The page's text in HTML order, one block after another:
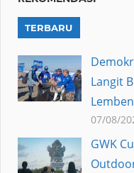
TERBARU
Langit
07/08/
GWK